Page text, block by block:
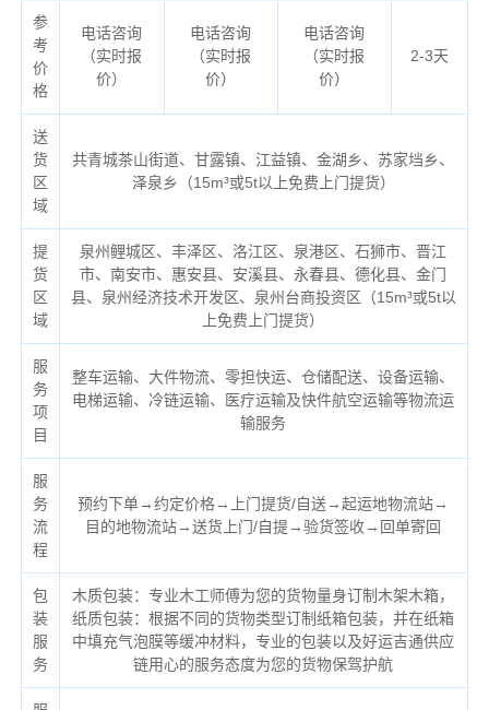
参
考
价
格
电话咨询
（实时报
价）
电话咨询
（实时报
价）
电话咨询
（实时报
价）
2-3天
送
货
区
域
共青城茶山街道、甘露镇、江益镇、金湖乡、苏家垱乡、
泽泉乡（15m³或5t以上免费上门提货）
提
货
区
域
泉州鲤城区、丰泽区、洛江区、泉港区、石狮市、晋江
市、南安市、惠安县、安溪县、永春县、德化县、金门
县、泉州经济技术开发区、泉州台商投资区（15m³或5t以
上免费上门提货）
服
务
项
目
整车运输、大件物流、零担快运、仓储配送、设备运输、
电梯运输、冷链运输、医疗运输及快件航空运输等物流运
输服务
服
务
流
程
预约下单→约定价格→上门提货/自送→起运地物流站→
目的地物流站→送货上门/自提→验货签收→回单寄回
包
装
服
务
木质包装：专业木工师傅为您的货物量身订制木架木箱，
纸质包装：根据不同的货物类型订制纸箱包装，并在纸箱
中填充气泡膜等缓冲材料，专业的包装以及好运吉通供应
链用心的服务态度为您的货物保驾护航